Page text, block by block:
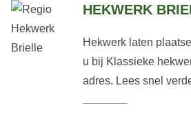
HEKWERK
Hekwerk laten
u bij Klassieke
adres. Lees snel